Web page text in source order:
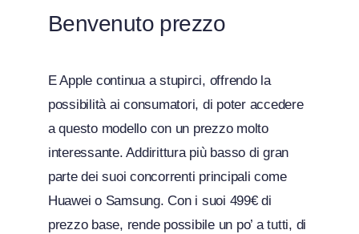
Benvenuto prezzo
E Apple continua a stupirci, offrendo la
possibilità ai consumatori, di poter accedere
a questo modello con un prezzo molto
interessante. Addirittura più basso di gran
parte dei suoi concorrenti principali come
Huawei o Samsung. Con i suoi 499€ di
prezzo base, rende possibile un po’ a tutti, di